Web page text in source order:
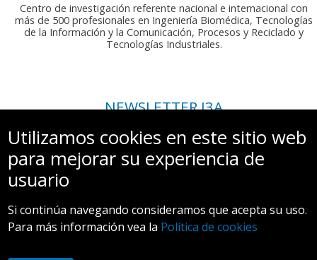
Centro de investigación referente nacional e internacional con
más de 500 profesionales en Ingeniería Biomédica, Tecnologías
de la Información y la Comunicación, Procesos y Reciclado y
Tecnologías Industriales.
NEWSLETTER I3A
Si deseas recibir nuestro boletín mensual, envíanos un correo a:
comunicacion.i3a@unizar.es
Utilizamos cookies en este sitio web
para mejorar su experiencia de
usuario
Si continúa navegando consideramos que acepta su uso.
Para más información vea la Política de cookies